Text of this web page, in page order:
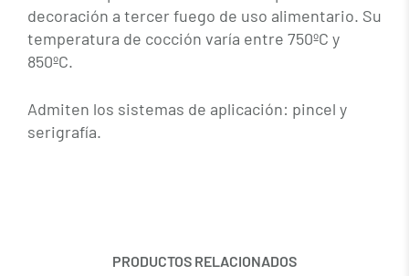
decoración a tercer fuego de uso alimentario. Su
temperatura de cocción varía entre 750ºC y
850ºC.
Admiten los sistemas de aplicación: pincel y
serigrafía.
PRODUCTOS RELACIONADOS